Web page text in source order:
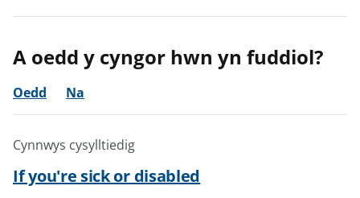
A oedd y cyngor hwn yn fuddiol?
Oedd Na
Cynnwys cysylltiedig
If you're sick or disabled